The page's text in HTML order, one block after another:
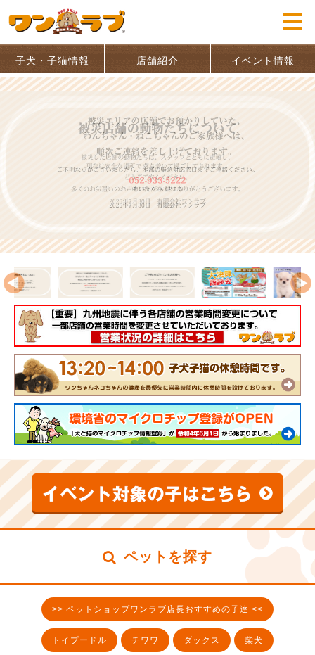
子犬・子猫情報 店舗紹介 イベント情報
ペットを探す
>> ペットショップワンラブ店長おすすめの子達 <<
トイプードル チワワ ダックス 柴犬